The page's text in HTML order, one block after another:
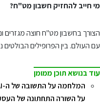
מי חייב להחזיק חשבון מט"ח?
הצורך בחשבון מט"ח חוצה מגזרים
עם העולם. בין הפרופילים הבולטים
עוד בנושא תוכן ממומן
על השורה התחתונה של